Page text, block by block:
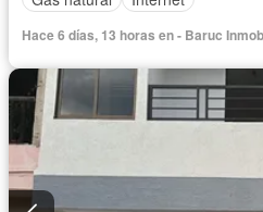
Hace 6 días, 13 horas en - Baruc